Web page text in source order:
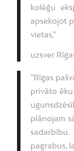
kolēģu
apsekojot
vietas,”
uzsver
“Rīgas
privāto
plānojam
pagrabus,